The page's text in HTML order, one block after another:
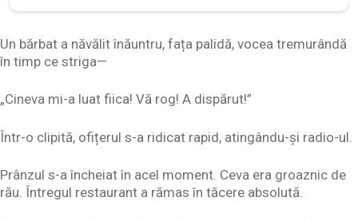
Un bărbat a năvălit înăuntru, fața palidă, vocea tremurândă
în timp ce striga—
„Cineva mi-a luat fiica! Vă rog! A dispărut!”
Într-o clipită, ofițerul s-a ridicat rapid, atingându-și radio-ul.
Prânzul s-a încheiat în acel moment. Ceva era groaznic de
rău. Întregul restaurant a rămas în tăcere absolută.